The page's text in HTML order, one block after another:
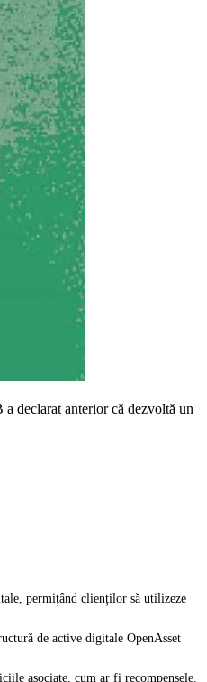
declarat anterior că dezvoltă un
permițând clienților să utilizeze
de active digitale OpenAsset
asociate, cum ar fi recompensele.